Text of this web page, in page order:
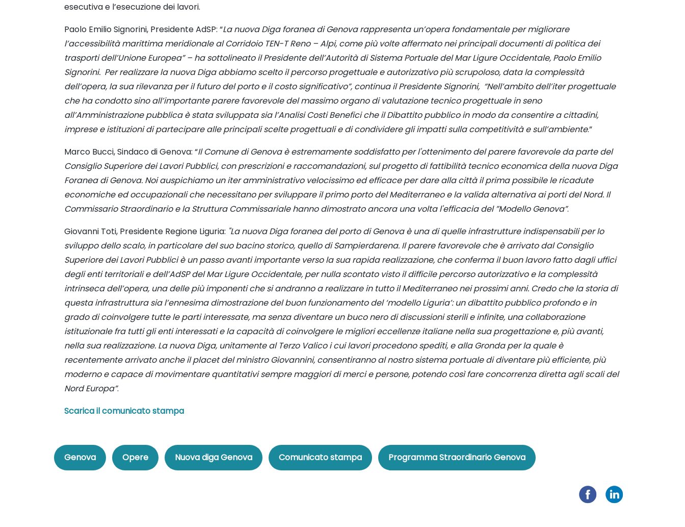
esecutiva e l’esecuzione dei lavori.
Paolo Emilio Signorini, Presidente AdSP: “La nuova Diga foranea di Genova rappresenta un’opera fondamentale per migliorare
l’accessibilità marittima meridionale al Corridoio TEN-T Reno – Alpi, come più volte affermato nei principali documenti di politica dei
trasporti dell’Unione Europea” – ha sottolineato il Presidente dell’Autorità di Sistema Portuale del Mar Ligure Occidentale, Paolo Emilio
Signorini. Per realizzare la nuova Diga abbiamo scelto il percorso progettuale e autorizzativo più scrupoloso, data la complessità
dell’opera, la sua rilevanza per il futuro del porto e il costo significativo”, continua il Presidente Signorini, “Nell’ambito dell’iter progettuale
che ha condotto sino all’importante parere favorevole del massimo organo di valutazione tecnico progettuale in seno
all’Amministrazione pubblica è stata sviluppata sia l’Analisi Costi Benefici che il Dibattito pubblico in modo da consentire a cittadini,
imprese e istituzioni di partecipare alle principali scelte progettuali e di condividere gli impatti sulla competitività e sull’ambiente.”
Marco Bucci, Sindaco di Genova: “Il Comune di Genova è estremamente soddisfatto per l'ottenimento del parere favorevole da parte del
Consiglio Superiore dei Lavori Pubblici, con prescrizioni e raccomandazioni, sul progetto di fattibilità tecnico economica della nuova Diga
Foranea di Genova. Noi auspichiamo un iter amministrativo velocissimo ed efficace per dare alla città il prima possibile le ricadute
economiche ed occupazionali che necessitano per sviluppare il primo porto del Mediterraneo e la valida alternativa ai porti del Nord. Il
Commissario Straordinario e la Struttura Commissariale hanno dimostrato ancora una volta l'efficacia del ”Modello Genova”.
Giovanni Toti, Presidente Regione Liguria: "La nuova Diga foranea del porto di Genova è una di quelle infrastrutture indispensabili per lo
sviluppo dello scalo, in particolare del suo bacino storico, quello di Sampierdarena. Il parere favorevole che è arrivato dal Consiglio
Superiore dei Lavori Pubblici è un passo avanti importante verso la sua rapida realizzazione, che conferma il buon lavoro fatto dagli uffici
degli enti territoriali e dell’AdSP del Mar Ligure Occidentale, per nulla scontato visto il difficile percorso autorizzativo e la complessità
intrinseca dell’opera, una delle più imponenti che si andranno a realizzare in tutto il Mediterraneo nei prossimi anni. Credo che la storia di
questa infrastruttura sia l’ennesima dimostrazione del buon funzionamento del ‘modello Liguria’: un dibattito pubblico profondo e in
grado di coinvolgere tutte le parti interessate, ma senza diventare un buco nero di discussioni sterili e infinite, una collaborazione
istituzionale fra tutti gli enti interessati e la capacità di coinvolgere le migliori eccellenze italiane nella sua progettazione e, più avanti,
nella sua realizzazione. La nuova Diga, unitamente al Terzo Valico i cui lavori procedono spediti, e alla Gronda per la quale è
recentemente arrivato anche il placet del ministro Giovannini, consentiranno al nostro sistema portuale di diventare più efficiente, più
moderno e capace di movimentare quantitativi sempre maggiori di merci e persone, potendo così fare concorrenza diretta agli scali del
Nord Europa”.
Scarica il comunicato stampa
Genova Opere Nuova diga Genova Comunicato stampa Programma Straordinario Genova